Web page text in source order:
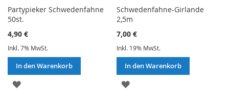
Partypieker Schwedenfahne
50st.
4,90 €
Inkl. 7% MwSt.
In den Warenkorb
ZUR
Schwedenfahne-Girlande
2,5m
7,00 €
Inkl. 19% MwSt.
In den Warenkorb
ZUR